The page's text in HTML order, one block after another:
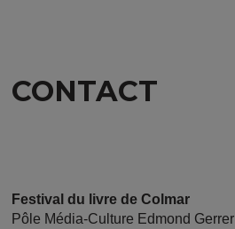
CONTACT
Festival du livre de Colmar
Pôle Média-Culture Edmond Gerrer